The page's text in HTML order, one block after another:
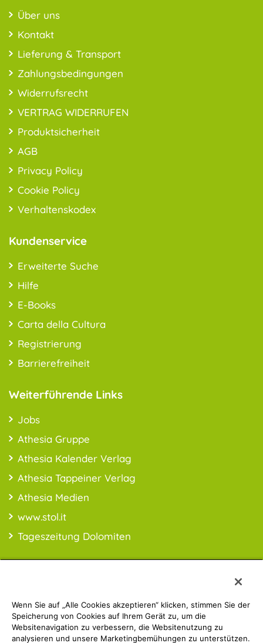
Über uns
Kontakt
Lieferung & Transport
Zahlungsbedingungen
Widerrufsrecht
VERTRAG WIDERRUFEN
Produktsicherheit
AGB
Privacy Policy
Cookie Policy
Verhaltenskodex
Kundenservice
Erweiterte Suche
Hilfe
E-Books
Carta della Cultura
Registrierung
Barrierefreiheit
Weiterführende Links
Jobs
Athesia Gruppe
Athesia Kalender Verlag
Athesia Tappeiner Verlag
Athesia Medien
www.stol.it
Tageszeitung Dolomiten
PREISINFO:* Alle Preise inkl. MwSt., ggfl. zzgl. Versandkosten
Wenn Sie auf „Alle Cookies akzeptieren“ klicken, stimmen Sie der
Speicherung von Cookies auf Ihrem Gerät zu, um die
Websitenavigation zu verbessern, die Websitenutzung zu
analysieren und unsere Marketingbemühungen zu unterstützen.